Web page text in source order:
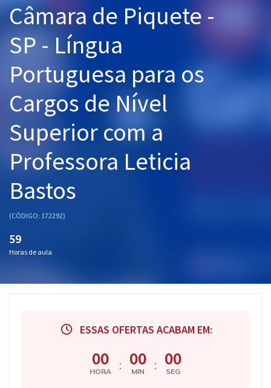
Cursos 20% OFF
Pós
Graduação
OAB
Questões grátis
Câmara de Piquete -
SP - Língua
Portuguesa para os
Cargos de Nível
Superior com a
Professora Leticia
Bastos
(CÓDIGO: 172292)
59
Horas de aula
ESSAS OFERTAS ACABAM EM:
00
HORA : 00
MIN : 00
SEG